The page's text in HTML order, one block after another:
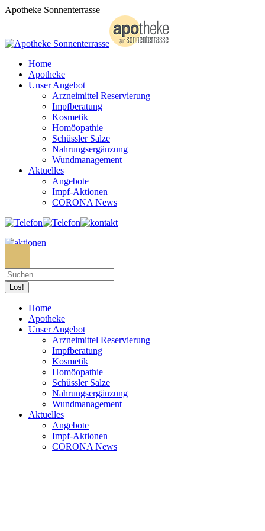
Zum
Apotheke Sonnenterrasse
Home
Apotheke
Unser Angebot
Arzneimittel Reservierung
Impfberatung
Kosmetik
Homöopathie
Schüssler Salze
Nahrungsergänzung
Wundmanagement
Aktuelles
Angebote
Impf-Aktionen
CORONA News
Home
Apotheke
Unser Angebot
Arzneimittel Reservierung
Impfberatung
Kosmetik
Homöopathie
Schüssler Salze
Nahrungsergänzung
Wundmanagement
Aktuelles
Angebote
Impf-Aktionen
CORONA News